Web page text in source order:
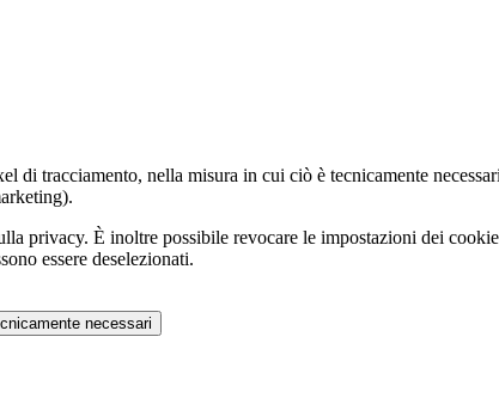
di tracciamento, nella misura in cui ciò è tecnicamente
privacy. È inoltre possibile revocare le impostazioni dei
essere deselezionati.
necessari